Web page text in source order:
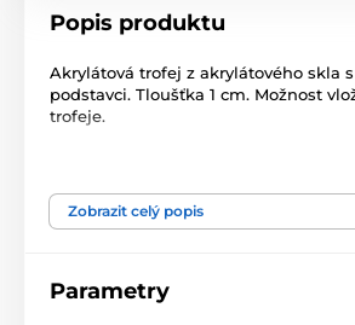
Popis produktu
Akrylátová trofej z akrylátového skla
podstavci. Tloušťka 1 cm. Možnost
trofeje.
Fotbal Rozhodčí
Zobrazit celý popis
Parametry